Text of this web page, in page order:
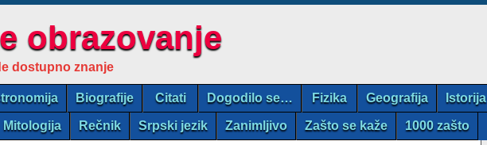
obrazovanje
dostupno znanje
Biografije Citati Dogodilo se… Fizika Geografija Istorija
Mitologija Rečnik Srpski jezik Zanimljivo Zašto se kaže 1000 zašto